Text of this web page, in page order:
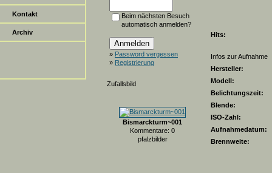
Kontakt
Archiv
Beim nächsten Besuch
automatisch anmelden?
» Password vergessen
» Registrierung
Zufallsbild
Bismarckturm~001
Kommentare: 0
pfalzbilder
Hits:
Infos zur Aufnahme
Hersteller:
Modell:
Belichtungszeit:
Blende:
ISO-Zahl:
Aufnahmedatum:
Brennweite: